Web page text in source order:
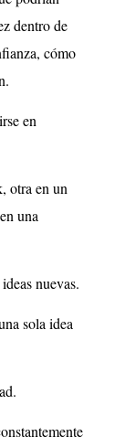
dentro de
cómo
en
otra en un
una
nuevas.
sola idea